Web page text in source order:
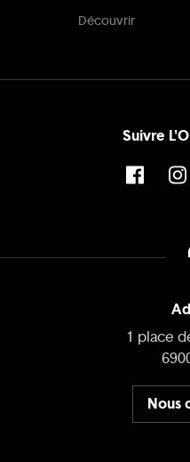
Découvrir
Suivre
1 place
Nous